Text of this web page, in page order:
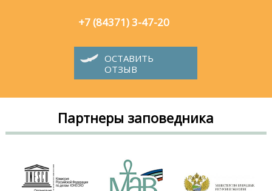
+7 (84371) 3-47-20
ОСТАВИТЬ
ОТЗЫВ
Партнеры заповедника